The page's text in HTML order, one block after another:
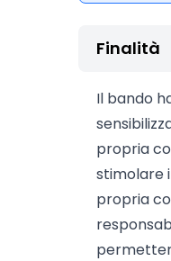
Finalità
Il bando
propria
stimolare
propria